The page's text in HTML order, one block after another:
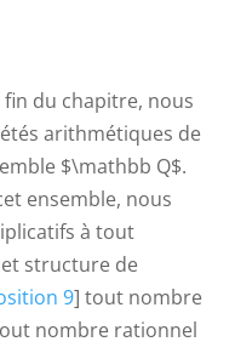
fin du chapitre, nous
arithmétiques de
$\mathbb Q$.
ensemble, nous
à tout
structure de
9] tout nombre
nombre rationnel